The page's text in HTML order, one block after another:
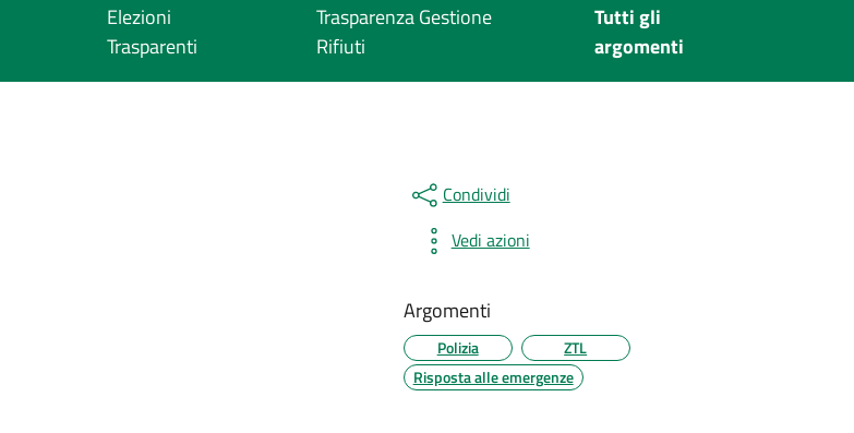
Elezioni
Trasparenti
Trasparenza Gestione
Rifiuti
Tutti gli
argomenti
Condividi
Vedi azioni
Argomenti
Polizia
ZTL
Risposta alle emergenze